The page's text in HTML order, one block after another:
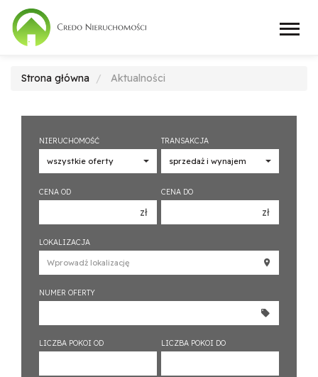
Strona główna Aktualności
NIERUCHOMOŚĆ TRANSAKCJA
CENA OD
zł
250 000 zł
300 000 zł
400 000 zł
CENA DO
zł
250 000 zł
400 000 zł
LOKALIZACJA
NUMER OFERTY
LICZBA POKOI OD LICZBA POKOI DO